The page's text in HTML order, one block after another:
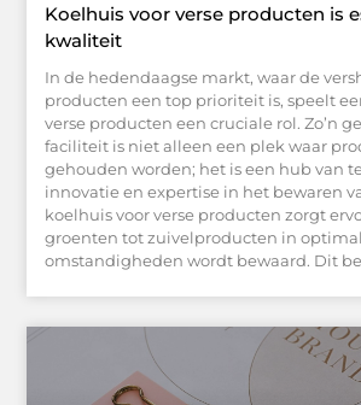
Koelhuis voor verse producten is
kwaliteit
In de hedendaagse markt, waar de
producten een top prioriteit is, speelt
verse producten een cruciale rol. Zo’n
faciliteit is niet alleen een plek waar
gehouden worden; het is een hub van
innovatie en expertise in het bewaren
koelhuis voor verse producten zorgt
groenten tot zuivelproducten in
omstandigheden wordt bewaard. Dit